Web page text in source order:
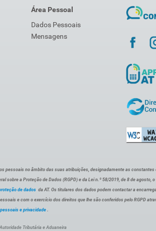
Área Pessoal
Dados Pessoais
Mensagens
pessoais no âmbito das suas atribuições, designadamente as constantes
sobre a Proteção de Dados (RGPD) e da Lei n.º 58/2019, de 8 de agosto,
de dados da AT. Os titulares dos dados podem contactar a
e com o exercício dos direitos que lhe são conferidos pelo RGPD
e privacidade.
Tributária e Aduaneira